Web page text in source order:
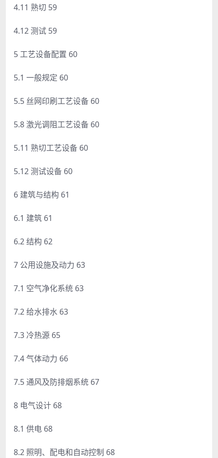
4.11 熟切 59
4.12 测试 59
5 工艺设备配置 60
5.1 一般规定 60
5.5 丝网印刷工艺设备 60
5.8 激光调阻工艺设备 60
5.11 熟切工艺设备 60
5.12 测试设备 60
6 建筑与结构 61
6.1 建筑 61
6.2 结构 62
7 公用设施及动力 63
7.1 空气净化系统 63
7.2 给水排水 63
7.3 冷热源 65
7.4 气体动力 66
7.5 通风及防排烟系统 67
8 电气设计 68
8.1 供电 68
8.2 照明、配电和自动控制 68